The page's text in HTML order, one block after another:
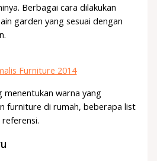
Berbagai cara dilakukan
garden yang sesuai dengan
Furniture 2014
menentukan warna yang
furniture di rumah, beberapa list